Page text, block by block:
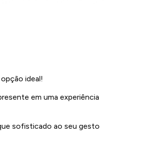
ideal!
em uma experiência
sofisticado ao seu gesto